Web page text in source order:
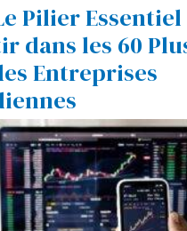
Pilier
dans les 60
Entreprises